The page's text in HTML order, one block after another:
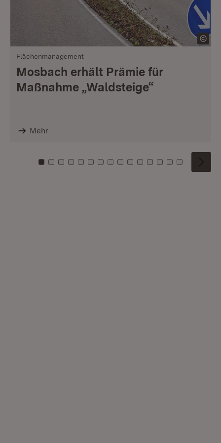
Flächenmanagement
Mosbach erhält Prämie für
Maßnahme „Waldsteige“
Mehr
Zu Kachel: 0
Zu Kachel: 1
Zu Kachel: 2
Zu Kachel: 3
Zu Kachel: 4
Zu Kachel: 5
Zu Kachel: 6
Zu Kachel: 7
Zu Kachel: 8
Zu Kachel: 9
Zu Kachel: 10
Zu Kachel: 11
Zu Kachel: 12
Zu Kachel:
Zu